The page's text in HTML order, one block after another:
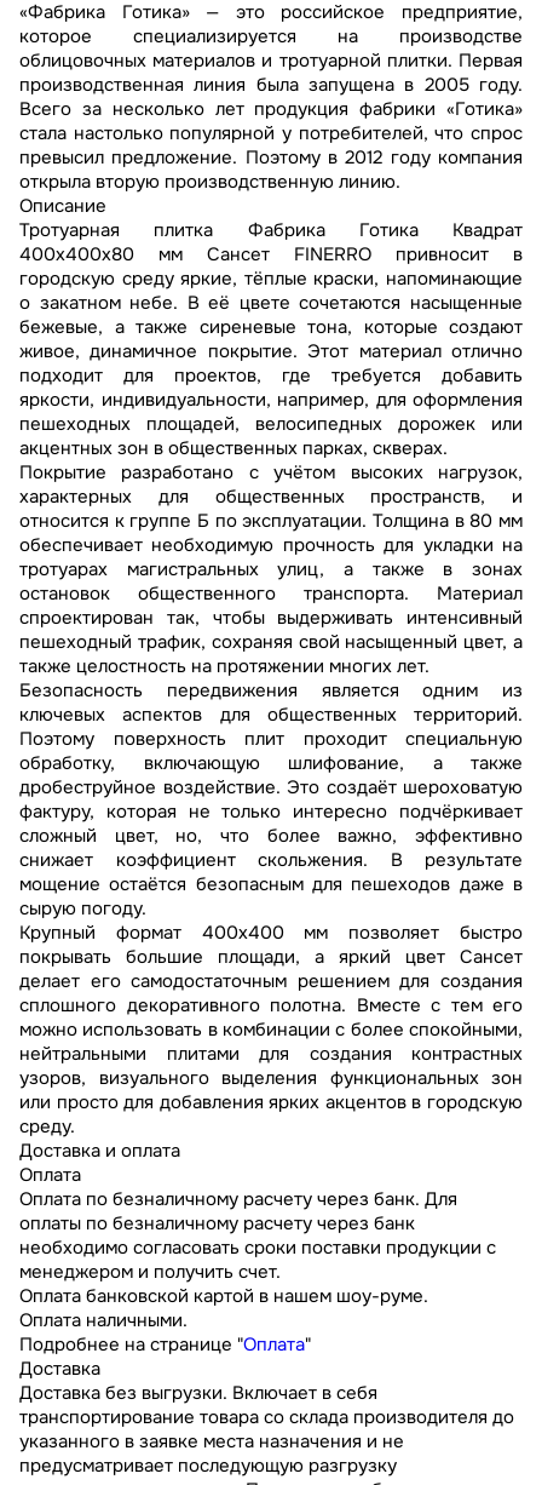
«Фабрика Готика» — это российское предприятие,
которое специализируется на производстве
облицовочных материалов и тротуарной плитки. Первая
производственная линия была запущена в 2005 году.
Всего за несколько лет продукция фабрики «Готика»
стала настолько популярной у потребителей, что спрос
превысил предложение. Поэтому в 2012 году компания
открыла вторую производственную линию.
Описание
Тротуарная плитка Фабрика Готика Квадрат
400х400х80 мм Сансет FINERRO привносит в
городскую среду яркие, тёплые краски, напоминающие
о закатном небе. В её цвете сочетаются насыщенные
бежевые, а также сиреневые тона, которые создают
живое, динамичное покрытие. Этот материал отлично
подходит для проектов, где требуется добавить
яркости, индивидуальности, например, для оформления
пешеходных площадей, велосипедных дорожек или
акцентных зон в общественных парках, скверах.
Покрытие разработано с учётом высоких нагрузок,
характерных для общественных пространств, и
относится к группе Б по эксплуатации. Толщина в 80 мм
обеспечивает необходимую прочность для укладки на
тротуарах магистральных улиц, а также в зонах
остановок общественного транспорта. Материал
спроектирован так, чтобы выдерживать интенсивный
пешеходный трафик, сохраняя свой насыщенный цвет, а
также целостность на протяжении многих лет.
Безопасность передвижения является одним из
ключевых аспектов для общественных территорий.
Поэтому поверхность плит проходит специальную
обработку, включающую шлифование, а также
дробеструйное воздействие. Это создаёт шероховатую
фактуру, которая не только интересно подчёркивает
сложный цвет, но, что более важно, эффективно
снижает коэффициент скольжения. В результате
мощение остаётся безопасным для пешеходов даже в
сырую погоду.
Крупный формат 400х400 мм позволяет быстро
покрывать большие площади, а яркий цвет Сансет
делает его самодостаточным решением для создания
сплошного декоративного полотна. Вместе с тем его
можно использовать в комбинации с более спокойными,
нейтральными плитами для создания контрастных
узоров, визуального выделения функциональных зон
или просто для добавления ярких акцентов в городскую
среду.
Доставка и оплата
Оплата
Оплата по безналичному расчету через банк. Для
оплаты по безналичному расчету через банк
необходимо согласовать сроки поставки продукции с
менеджером и получить счет.
Оплата банковской картой в нашем шоу-руме.
Оплата наличными.
Подробнее на странице "Оплата"
Доставка
Доставка без выгрузки. Включает в себя
транспортирование товара со склада производителя до
указанного в заявке места назначения и не
предусматривает последующую разгрузку